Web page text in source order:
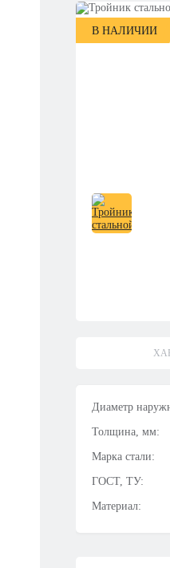
В НАЛИЧИИ
Диаметр
Толщина, мм:
Марка стали:
ГОСТ, ТУ:
Материал: